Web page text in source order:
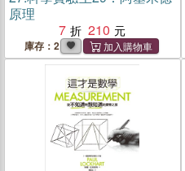
原理
7
210
庫存：2